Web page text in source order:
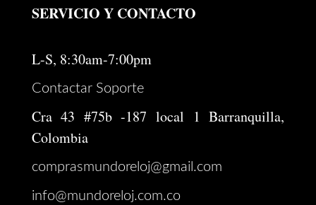
SERVICIO Y CONTACTO
L-S, 8:30am-7:00pm
Contactar Soporte
Cra 43 #75b -187 local 1 Barranquilla,
Colombia
comprasmundoreloj@gmail.com
info@mundoreloj.com.co